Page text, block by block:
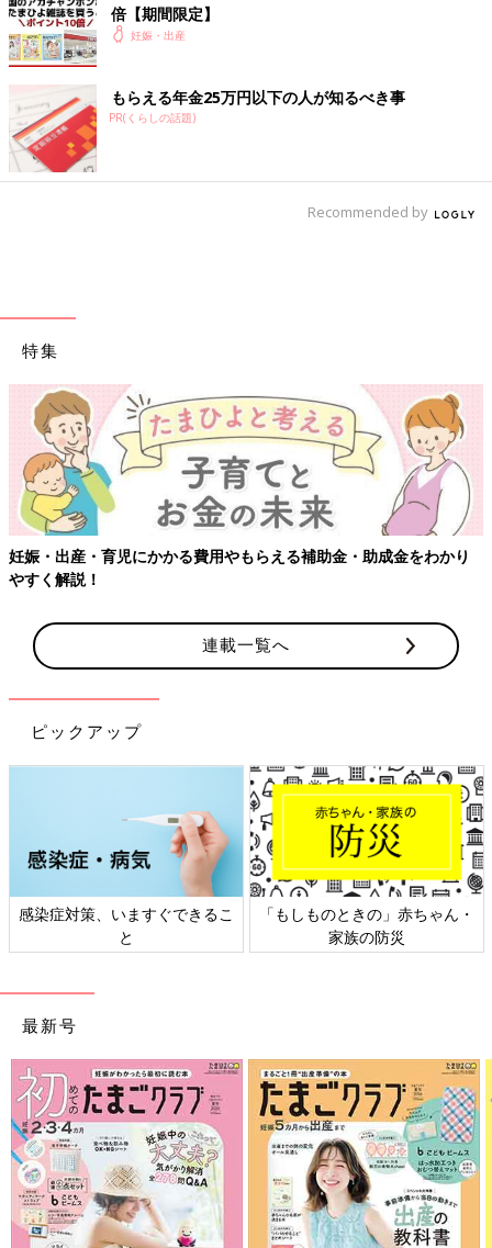
倍【期間限定】
妊娠・出産
もらえる年金25万円以下の人が知るべき事
PR(くらしの話題)
Recommended by
特集
妊娠・出産・育児にかかる費用やもらえる補助金・助成金をわかり
やすく解説！
連載一覧へ
ピックアップ
感染症対策、いますぐできるこ
と
「もしものときの」赤ちゃん・
家族の防災
最新号